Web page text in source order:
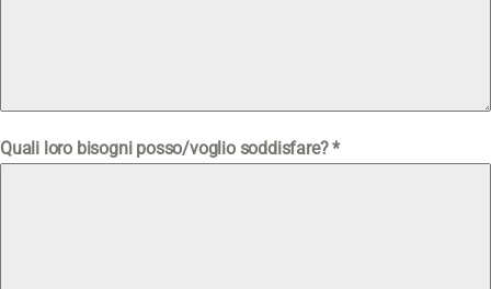
Quali loro bisogni posso/voglio soddisfare?*